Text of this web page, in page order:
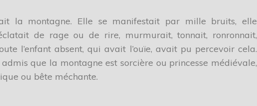
la montagne. Elle se manifestait par mille bruits, elle
de rage ou de rire, murmurait, tonnait, ronronnait,
l’enfant absent, qui avait l’ouïe, avait pu percevoir cela.
que la montagne est sorcière ou princesse médiévale,
ou bête méchante.